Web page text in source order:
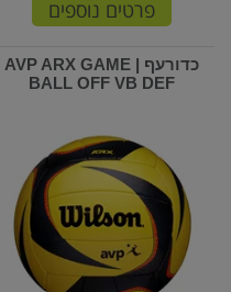
פרטים נוספים
כדורעף | AVP ARX GAME
BALL OFF VB DEF